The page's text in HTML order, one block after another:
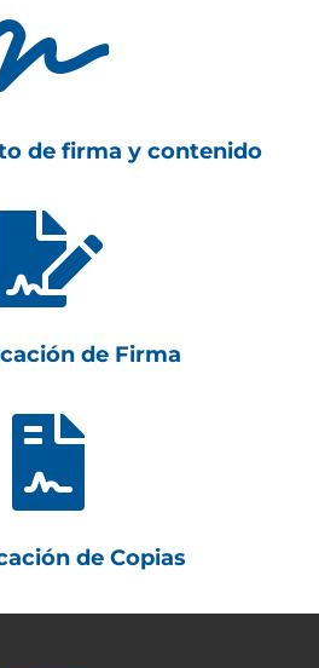
de firma y contenido

de Firma

de Copias